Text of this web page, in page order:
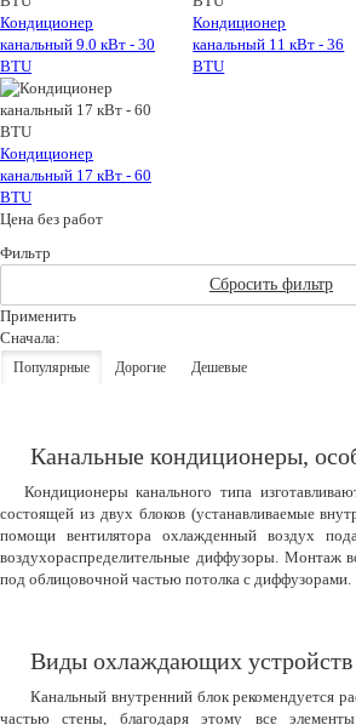
Кондиционер
канальный 9.0 кВт - 30
BTU
Кондиционер
канальный 11 кВт - 36
BTU
Кондиционер
канальный 17 кВт - 60
BTU
Цена без работ
Фильтр
Сбросить фильтр
Применить
Сначала:
Популярные Дорогие Дешевые
Канальные кондиционеры,
Кондиционеры канального типа
состоящей из двух блоков (устанавливаемые
помощи вентилятора охлажденный воздух
воздухораспределительные диффузоры. Монтаж
под облицовочной частью потолка с диффузорами.
Виды охлаждающих устройств
Канальный внутренний блок рекомендуется
частью стены, благодаря этому все